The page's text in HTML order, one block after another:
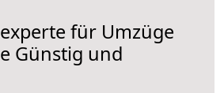
für Umzüge
Günstig und